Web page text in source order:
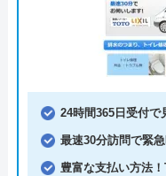
24時間365日受付で
最速30分訪問で緊
豊富な支払い方法